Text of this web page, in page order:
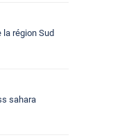
région Sud
sahara